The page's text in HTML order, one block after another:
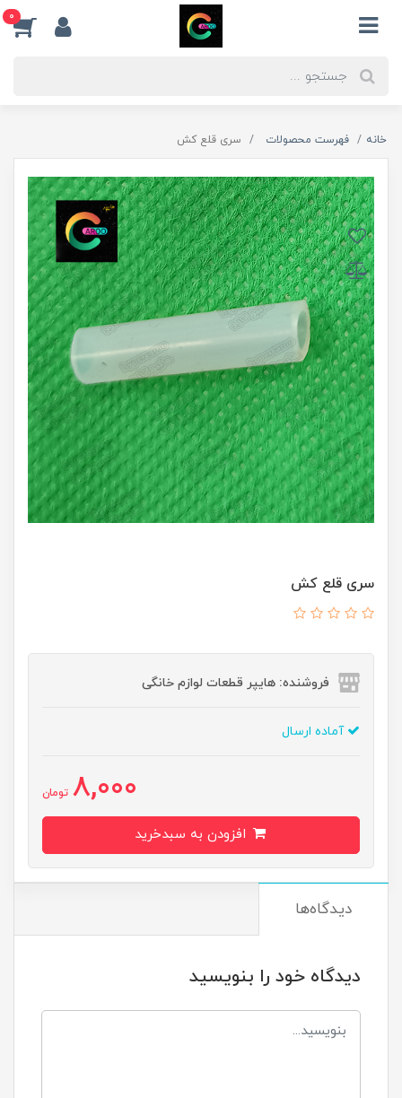
0
خانه فهرست محصولات سری قلع کش
سری قلع کش
فروشنده: هایپر قطعات لوازم خانگی
آماده ارسال
8,000 تومان
دیدگاه‌ها
دیدگاه خود را بنویسید